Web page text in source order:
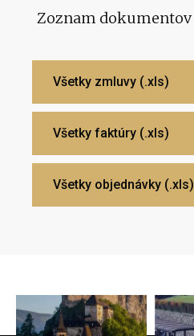
Zoznam dokumentov
Všetky zmluvy (.xls)
Všetky faktúry (.xls)
Všetky objednávky (.xls)